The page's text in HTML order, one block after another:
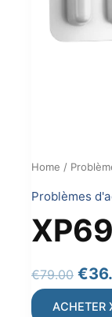
Home /
Problèmes
XP69
€79.00 €
ACHETER